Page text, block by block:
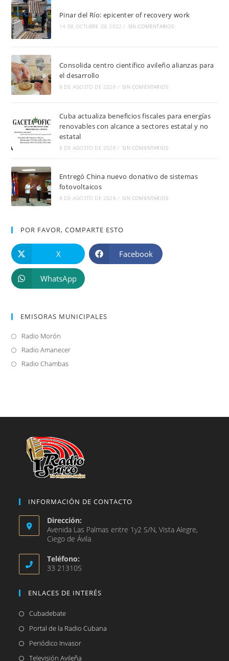
Pinar del Río: epicenter of recovery work
14 DE OCTUBRE DE 2022 / SIN COMENTARIOS
Consolida centro científico avileño alianzas para
el desarrollo
8 DE AGOSTO DE 2026 / SIN COMENTARIOS
Cuba actualiza beneficios fiscales para energías
renovables con alcance a sectores estatal y no
estatal
8 DE AGOSTO DE 2026 / SIN COMENTARIOS
Entregó China nuevo donativo de sistemas
fotovoltaicos
8 DE AGOSTO DE 2026 / SIN COMENTARIOS
POR FAVOR, COMPARTE ESTO
X Facebook
WhatsApp
EMISORAS MUNICIPALES
Radio Morón
abre
en
Radio AmanecerSe
Radio ChambasSe
nueva
INFORMACIÓN DE CONTACTO
Dirección:
Avenida Las Palmas entre 1y2 S/N, Vista Alegre,
Ciego de Ávila
Teléfono:
33 213105
ENLACES DE INTERÉS
CubadebateSe
abre
Portal de la Radio Cubana
Periódico InvasorSe
abre
Televisión Avileña